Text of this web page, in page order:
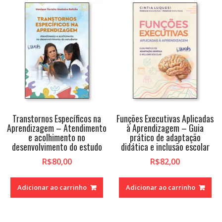
Transtornos Específicos na
Aprendizagem – Atendimento
e acolhimento no
desenvolvimento do estudo
R$80,00
Adicionar ao carrinho
Funções Executivas Aplicadas
à Aprendizagem – Guia
prático de adaptação
didática e inclusão escolar
R$82,00
Adicionar ao carrinho